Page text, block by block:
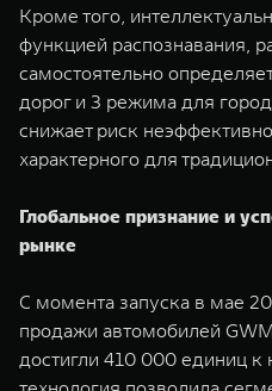
Кроме того,
функцией распознавания,
самостоятельно
дорог и 3 режима для
снижает риск
характерного для
Глобальное признание и
рынке
С момента запуска в мае
продажи автомобилей
достигли 410 000 единиц к